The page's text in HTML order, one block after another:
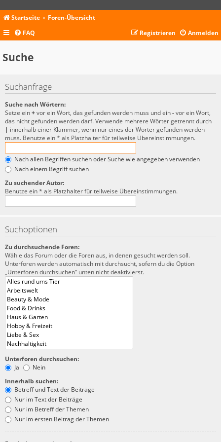
Startseite
Foren-Übersicht
FAQ
Anmelden
Registrieren
Suche
Suchanfrage
Suche nach Wörtern:
Setze ein+vor ein Wort, das gefunden werden muss und ein-vor ein Wort,
das nicht gefunden werden darf. Verwende mehrere Wörter getrennt durch
| innerhalb einer Klammer, wenn nur eines der Wörter gefunden werden
muss. Benutze ein * als Platzhalter für teilweise Übereinstimmungen.
Nach allen Begriffen suchen oder Suche wie angegeben verwenden
Nach einem Begriff suchen
Zu suchender Autor:
Benutze ein * als Platzhalter für teilweise Übereinstimmungen.
Suchoptionen
Zu durchsuchende Foren:
Wähle das Forum oder die Foren aus, in denen gesucht werden soll.
Unterforen werden automatisch mit durchsucht, sofern du die Option
„Unterforen durchsuchen“ unten nicht deaktivierst.
Unterforen durchsuchen:
Ja
Nein
Innerhalb suchen:
Betreff und Text der Beiträge
Nur im Text der Beiträge
Nur im Betreff der Themen
Nur im ersten Beitrag der Themen